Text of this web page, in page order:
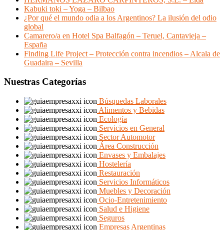
Kabuki toki – Yoga – Bilbao
¿Por qué el mundo odia a los Argentinos? La ilusión del odio
global
Camarero/a en Hotel Spa Balfagón – Teruel, Cantavieja –
España
Finding Life Project – Protección contra incendios – Alcala de
Guadaira – Sevilla
Nuestras Categorías
Búsquedas Laborales
Alimentos y Bebidas
Ecología
Servicios en General
Sector Automotor
Área Construcción
Envases y Embalajes
Hostelería
Restauración
Servicios Informáticos
Muebles y Decoración
Ocio-Entretenimiento
Salud e Higiene
Seguros
Empresas Argentinas